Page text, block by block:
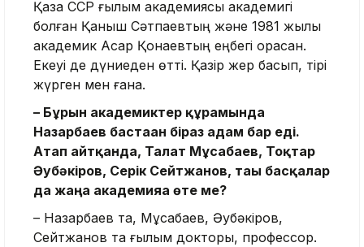
Қазақ ССР ғылым академиясы академигі
болған Қаныш Сәтпаевтың және 1981 жылы
академик Асқар Қонаевтың еңбегі орасан.
Екеуі де дүниеден өтті. Қазір жер басып, тірі
жүрген мен ғана.
– Бұрын академиктер құрамында
Назарбаев бастаған біраз адам бар еді.
Атап айтқанда, Талғат Мұсабаев, Тоқтар
Әубәкіров, Серік Сейтжанов, тағы басқалар
да жаңа академияға өте ме?
– Назарбаев та, Мұсабаев, Әубәкіров,
Сейтжанов та ғылым докторы, профессор.